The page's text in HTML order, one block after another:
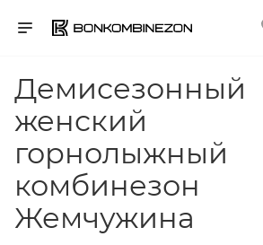
Демисезонный
женский
горнолыжный
комбинезон
Жемчужина